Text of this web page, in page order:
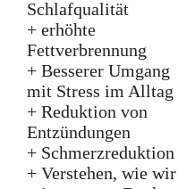
Schlafqualität
+ erhöhte
Fettverbrennung
+ Besserer Umgang
mit Stress im Alltag
+ Reduktion von
Entzündungen
+ Schmerzreduktion
+ Verstehen, wie wir